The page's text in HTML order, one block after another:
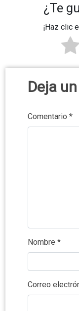
¿Te
¡Haz clic
Deja
Comentario *
Nombre *
Correo